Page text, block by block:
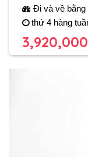
Đi và về bằng
thứ 4 hàng
3,920,000